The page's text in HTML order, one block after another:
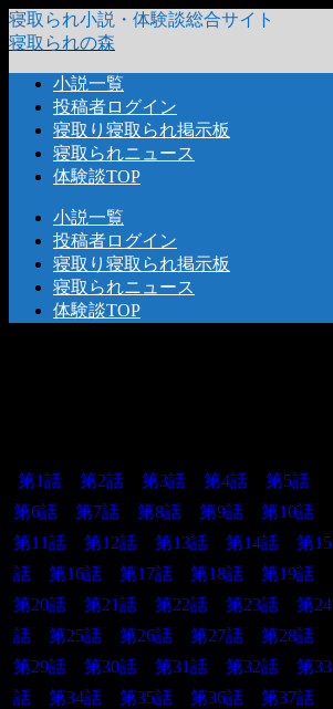
寝取られ小説・体験談総合サイト
寝取られの森
小説一覧
投稿者ログイン
寝取り寝取られ掲示板
寝取られニュース
体験談TOP
小説一覧
投稿者ログイン
寝取り寝取られ掲示板
寝取られニュース
体験談TOP
第1話 第2話 第3話 第4話 第5話
第6話 第7話 第8話 第9話 第10話
第11話 第12話 第13話 第14話 第15
話 第16話 第17話 第18話 第19話
第20話 第21話 第22話 第23話 第24
話 第25話 第26話 第27話 第28話
第29話 第30話 第31話 第32話 第33
話 第34話 第35話 第36話 第37話